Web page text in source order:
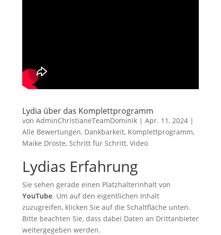
Lydia über das Komplettprogramm
von AdminChristianeTeamDominik| Apr. 11, 2024|
Alle Bewertungen, Dankbarkeit, Komplettprogramm,
Maike Droste, Schritt für Schritt, Video
Lydias Erfahrung
Sie sehen gerade einen Platzhalterinhalt von
YouTube. Um auf den eigentlichen Inhalt
zuzugreifen, klicken Sie auf die Schaltfläche unten.
Bitte beachten Sie, dass dabei Daten an Drittanbieter
weitergegeben werden.